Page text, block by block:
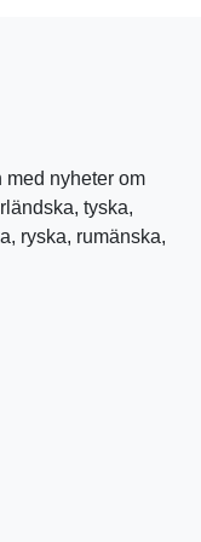
med nyheter om
tyska,
ryska, rumänska,